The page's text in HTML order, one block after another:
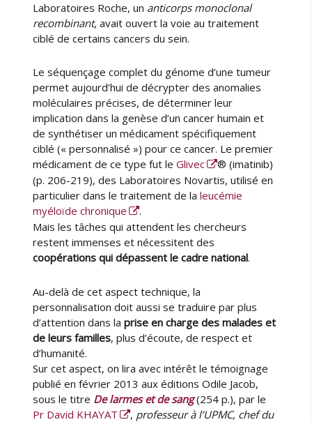
Laboratoires Roche, un anticorps monoclonal
recombinant, avait ouvert la voie au traitement
ciblé de certains cancers du sein.
Le séquençage complet du génome d’une tumeur
permet aujourd’hui de décrypter des anomalies
moléculaires précises, de déterminer leur
implication dans la genèse d’un cancer humain et
de synthétiser un médicament spécifiquement
ciblé (« personnalisé ») pour ce cancer. Le premier
médicament de ce type fut leGlivec
® (imatinib)
(p. 206-219), des Laboratoires Novartis, utilisé en
particulier dans le traitement de laleucémie
myéloïde chronique
.
Mais les tâches qui attendent les chercheurs
restent immenses et nécessitent des
coopérations qui dépassent le cadre national.
Au-delà de cet aspect technique, la
personnalisation doit aussi se traduire par plus
d’attention dans laprise en charge des malades et
de leurs familles, plus d’écoute, de respect et
d’humanité.
Sur cet aspect, on lira avec intérêt le témoignage
publié en février 2013 aux éditions Odile Jacob,
sous le titre De larmes et de sang(254 p.), par le
Pr David KHAYAT
, professeur à l’UPMC, chef du